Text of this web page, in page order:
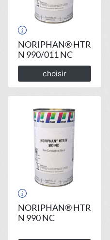
NORIPHAN® HTR
N 990/011 NC
choisir
NORIPHAN® HTR
N 990 NC